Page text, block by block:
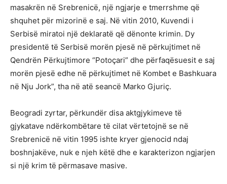
masakrën në Srebrenicë, një ngjarje e tmerrshme që
shquhet për mizorinë e saj. Në vitin 2010, Kuvendi i
Serbisë miratoi një deklaratë që dënonte krimin. Dy
presidentë të Serbisë morën pjesë në përkujtimet në
Qendrën Përkujtimore “Potoçari” dhe përfaqësuesit e saj
morën pjesë edhe në përkujtimet në Kombet e Bashkuara
në Nju Jork”, tha në atë seancë Marko Gjuriç.
Beogradi zyrtar, përkundër disa aktgjykimeve të
gjykatave ndërkombëtare të cilat vërtetojnë se në
Srebrenicë në vitin 1995 ishte kryer gjenocid ndaj
boshnjakëve, nuk e njeh këtë dhe e karakterizon ngjarjen
si një krim të përmasave masive.